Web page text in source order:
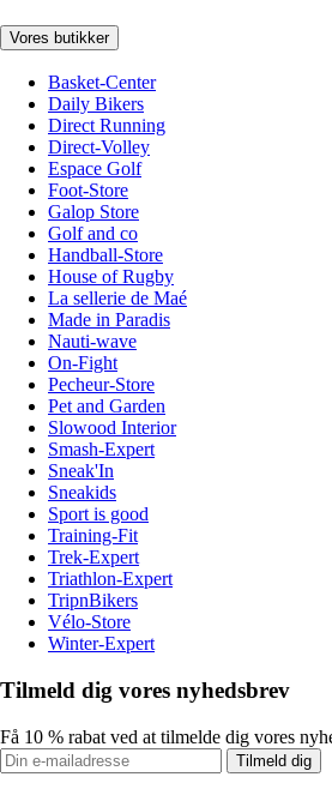
Vores butikker
Basket-Center
Daily Bikers
Direct Running
Direct-Volley
Espace Golf
Foot-Store
Galop Store
Golf and co
Handball-Store
House of Rugby
La sellerie de Maé
Made in Paradis
Nauti-wave
On-Fight
Pecheur-Store
Pet and Garden
Slowood Interior
Smash-Expert
Sneak'In
Sneakids
Sport is good
Training-Fit
Trek-Expert
Triathlon-Expert
TripnBikers
Vélo-Store
Winter-Expert
Tilmeld dig vores nyhedsbrev
Få 10 % rabat ved at tilmelde dig vores
Tilmeld dig